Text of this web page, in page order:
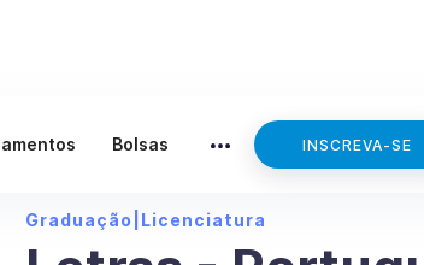
Bolsas INSCREVA-SE
Graduação Licenciatura